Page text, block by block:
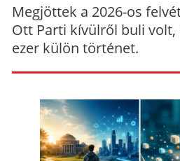
Megjöttek a 2026-os
Ott Parti kívülről buli
ezer külön történet.